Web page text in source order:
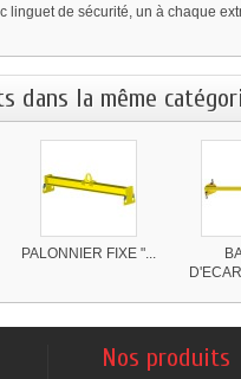
linguet de sécurité, un à chaque
dans la même
PALONNIER FIXE "...
Nos produits